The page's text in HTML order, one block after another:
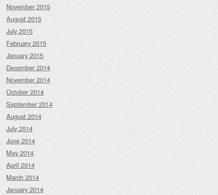
November 2015
August 2015
July 2015
February 2015
January 2015
December 2014
November 2014
October 2014
September 2014
August 2014
July 2014
June 2014
May 2014
April 2014
March 2014
January 2014